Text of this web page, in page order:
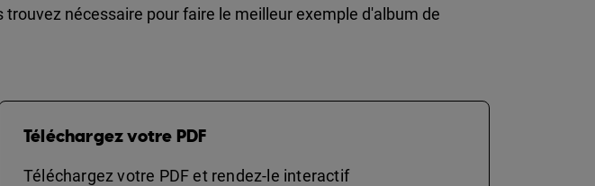
nécessaire pour faire le meilleur exemple d'album de
Téléchargez votre PDF
Téléchargez votre PDF et rendez-le interactif